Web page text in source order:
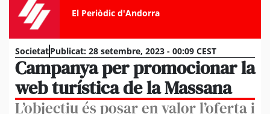
El Periòdic d'Andorra
SocietatPublicat: 28 setembre, 2023 - 00:09 CEST
Campanya per promocionar la
web turística de la Massana
L’objectiu és posar en valor l’oferta i